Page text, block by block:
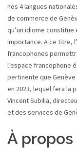
nos 4 langues
de commerce de
qu’un idiome
importance. A ce titre,
francophones
l’espace francophone
pertinente que
en 2023, lequel fera la
Vincent Subilia,
et des services de
À